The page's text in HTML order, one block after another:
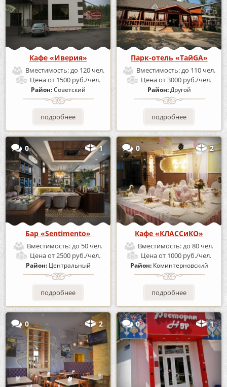
Кафе «Иверия»
Вместимость:до 120 чел.
Ценаот 1500 руб./чел.
Район:Советский
подробнее
Парк-отель «ТайGA»
Вместимость:до 110 чел.
Ценаот 3000 руб./чел.
Район:Другой
подробнее
0 1
Бар «Sentimento»
Вместимость:до 50 чел.
Ценаот 2500 руб./чел.
Район: Центральный
подробнее
0 2
Кафе «КЛАССиКО»
Вместимость:до 80 чел.
Ценаот 1000 руб./чел.
Район: Коминтерновский
подробнее
0 2 0 1